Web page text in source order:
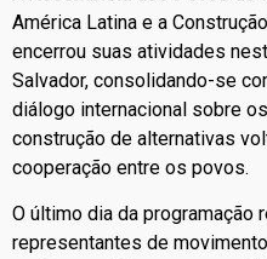
América Latina e a
encerrou suas atividades
Salvador, consolidando-se
diálogo internacional sobre
construção de alternativas
cooperação entre os povos.
O último dia da programação
representantes de